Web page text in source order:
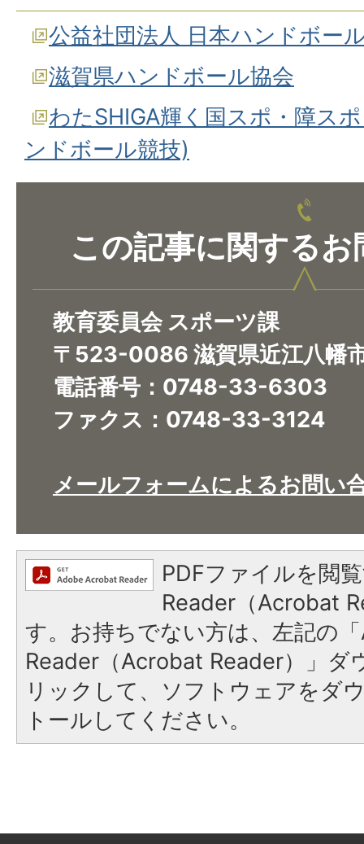
公益社団法人 日本ハンドボー
滋賀県ハンドボール協会
わたSHIGA輝く国スポ・障ス
ンドボール競技)
この記事に関するお
教育委員会 スポーツ課
〒523-0086 滋賀県近江八幡
電話番号：0748-33-6303
ファクス：0748-33-3124
メールフォームによるお問い
PDFファイルを閲
Reader（Acrobat
す。お持ちでない方は、左記の
Reader（Acrobat Reader）」ダ
リックして、ソフトウェアをダ
トールしてください。